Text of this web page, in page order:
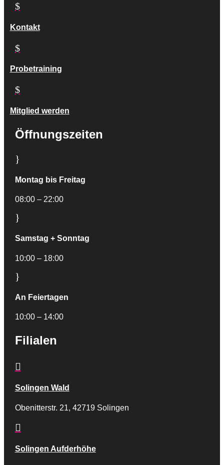
$
Kontakt
$
Probetraining
$
Mitglied werden
Öffnungszeiten
}
Montag bis Freitag
08:00 – 22:00
}
Samstag + Sonntag
10:00 – 18:00
}
An Feiertagen
10:00 – 14:00
Filialen

Solingen Wald
Obenitterstr. 21, 42719 Solingen

Solingen Aufderhöhe